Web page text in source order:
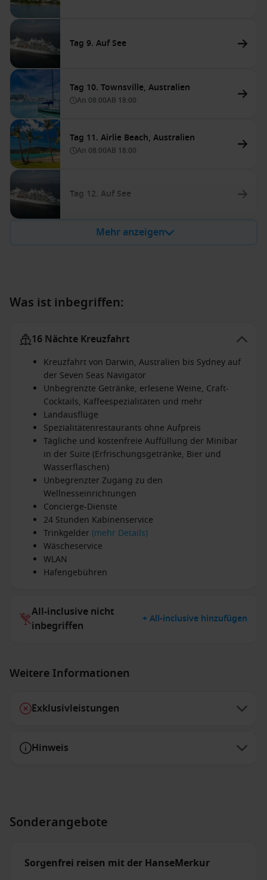
Tag 9. Auf See
Tag 10. Townsville, Australien
An 08:00AB 18:00
Tag 11. Airlie Beach, Australien
An 08:00AB 18:00
Tag 12. Auf See
Mehr anzeigen
Was ist inbegriffen:
16 Nächte Kreuzfahrt
Kreuzfahrt von Darwin, Australien bis Sydney auf
der Seven Seas Navigator
Unbegrenzte Getränke, erlesene Weine, Craft-
Cocktails, Kaffeespezialitäten und mehr
Landausflüge
Spezialitätenrestaurants ohne Aufpreis
Tägliche und kostenfreie Auffüllung der Minibar
in der Suite (Erfrischungsgetränke, Bier und
Wasserflaschen)
Unbegrenzter Zugang zu den
Wellnesseinrichtungen
Concierge-Dienste
24 Stunden Kabinenservice
Trinkgelder(mehr Details)
Wäscheservice
WLAN
Hafengebühren
All-inclusive nicht
inbegriffen
+ All-inclusive hinzufügen
Weitere Informationen
Exklusivleistungen
Hinweis
Sonderangebote
Sorgenfrei reisen mit der HanseMerkur